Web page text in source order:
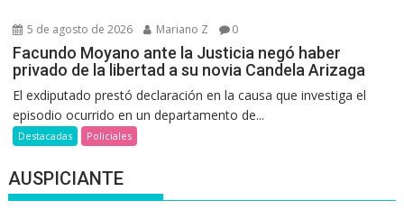
5 de agosto de 2026 Mariano Z 0
Facundo Moyano ante la Justicia negó haber
privado de la libertad a su novia Candela Arizaga
El exdiputado prestó declaración en la causa que investiga el
episodio ocurrido en un departamento de...
Destacadas Policiales
AUSPICIANTE